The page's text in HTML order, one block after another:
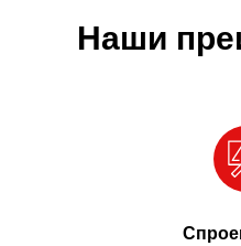
Наши